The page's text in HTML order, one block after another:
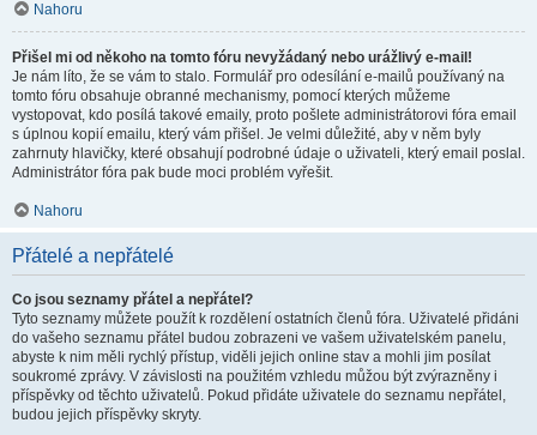
Nahoru
Přišel mi od někoho na tomto fóru nevyžádaný nebo urážlivý e-mail!
Je nám líto, že se vám to stalo. Formulář pro odesílání e-mailů používaný na
tomto fóru obsahuje obranné mechanismy, pomocí kterých můžeme
vystopovat, kdo posílá takové emaily, proto pošlete administrátorovi fóra email
s úplnou kopií emailu, který vám přišel. Je velmi důležité, aby v něm byly
zahrnuty hlavičky, které obsahují podrobné údaje o uživateli, který email poslal.
Administrátor fóra pak bude moci problém vyřešit.
Nahoru
Přátelé a nepřátelé
Co jsou seznamy přátel a nepřátel?
Tyto seznamy můžete použít k rozdělení ostatních členů fóra. Uživatelé přidáni
do vašeho seznamu přátel budou zobrazeni ve vašem uživatelském panelu,
abyste k nim měli rychlý přístup, viděli jejich online stav a mohli jim posílat
soukromé zprávy. V závislosti na použitém vzhledu můžou být zvýrazněny i
příspěvky od těchto uživatelů. Pokud přidáte uživatele do seznamu nepřátel,
budou jejich příspěvky skryty.